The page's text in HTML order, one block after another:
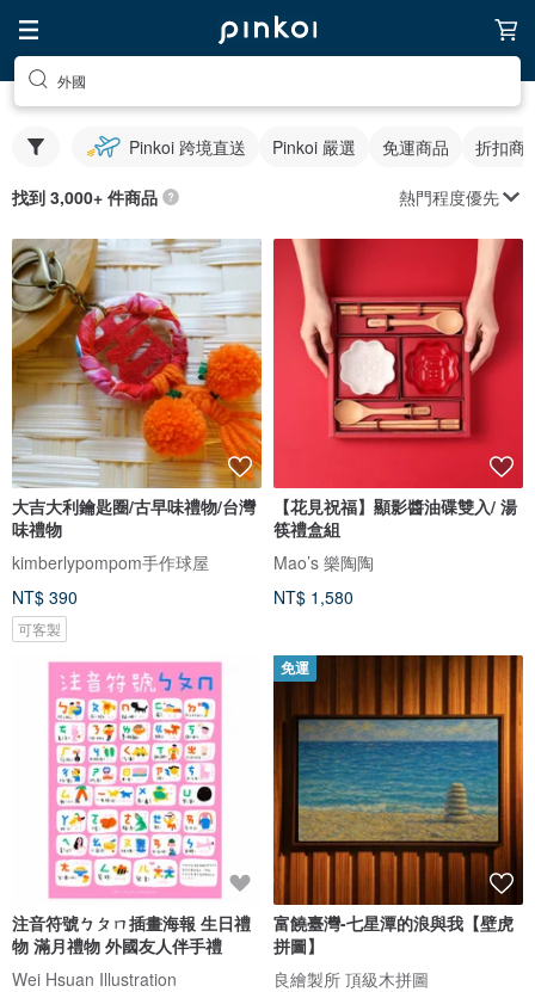
外國
Pinkoi 跨境直送 Pinkoi 嚴選 免運商品 折扣商
找到 3,000+ 件商品 熱門程度優先
大吉大利鑰匙圈/古早味禮物/台灣
味禮物
kimberlypompom手作球屋
NT$ 390
可客製
【花見祝福】顯影醬油碟雙入/ 湯
筷禮盒組
Mao’s 樂陶陶
NT$ 1,580
注音符號ㄅㄆㄇ插畫海報 生日禮
物 滿月禮物 外國友人伴手禮
Wei Hsuan Illustration
免運
富饒臺灣-七星潭的浪與我【壁虎
拼圖】
良繪製所 頂級木拼圖